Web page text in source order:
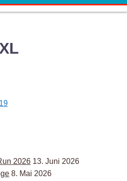
2026 13. Juni 2026
8. Mai 2026